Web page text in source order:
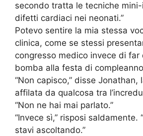
secondo tratta le tecniche
difetti cardiaci nei neonati.”
Potevo sentire la mia stessa
clinica, come se stessi
congresso medico invece di far
bomba alla festa di
“Non capisco,” disse Jonathan,
affilata da qualcosa tra
“Non ne hai mai parlato.”
“Invece sì,” risposi saldamente.
stavi ascoltando.”